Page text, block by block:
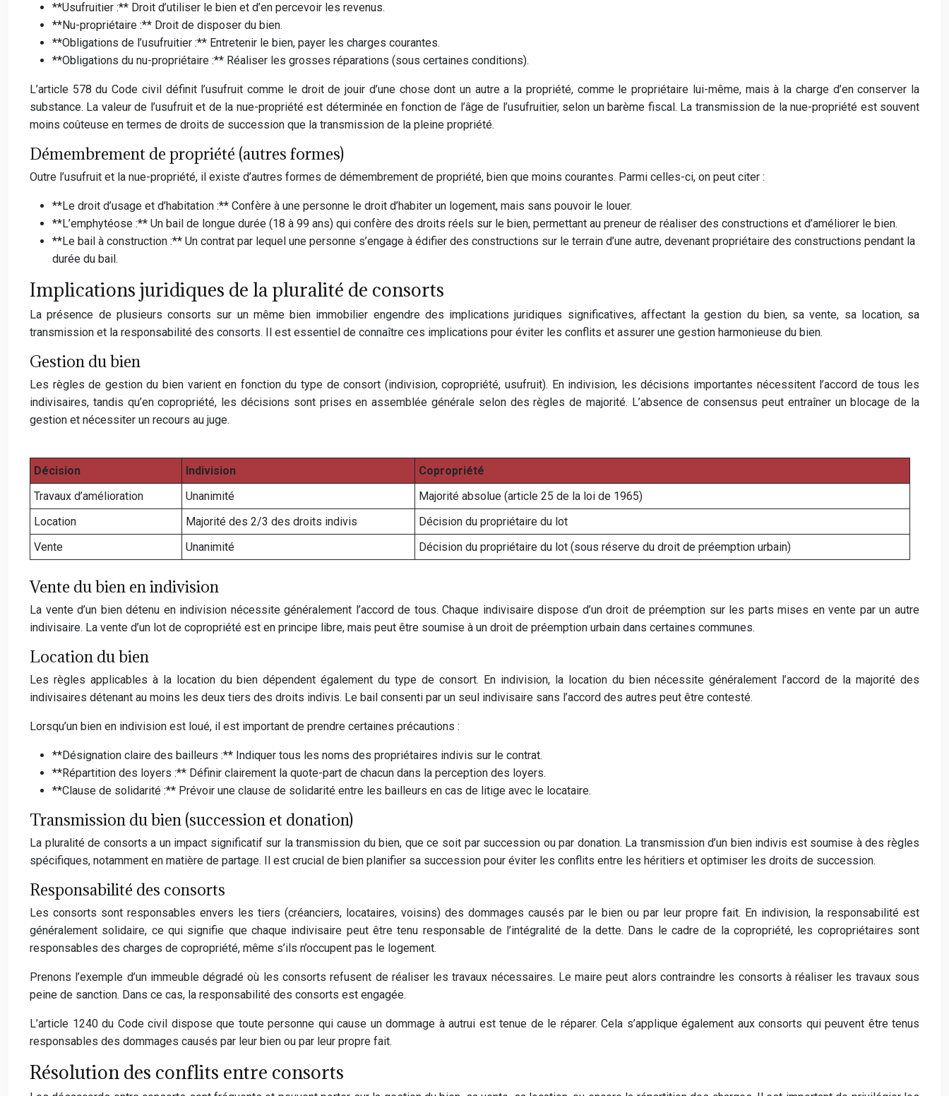
**Usufruitier :** Droit d’utiliser le bien et d’en percevoir les revenus.
**Nu-propriétaire :** Droit de disposer du bien.
**Obligations de l’usufruitier :** Entretenir le bien, payer les charges courantes.
**Obligations du nu-propriétaire :** Réaliser les grosses réparations (sous certaines conditions).
L’article 578 du Code civil définit l’usufruit comme le droit de jouir d’une chose dont un autre a la propriété, comme le propriétaire lui-même, mais à la charge d’en conserver la
substance. La valeur de l’usufruit et de la nue-propriété est déterminée en fonction de l’âge de l’usufruitier, selon un barème fiscal. La transmission de la nue-propriété est souvent
moins coûteuse en termes de droits de succession que la transmission de la pleine propriété.
Démembrement de propriété (autres formes)
Outre l’usufruit et la nue-propriété, il existe d’autres formes de démembrement de propriété, bien que moins courantes. Parmi celles-ci, on peut citer :
**Le droit d’usage et d’habitation :** Confère à une personne le droit d’habiter un logement, mais sans pouvoir le louer.
**L’emphytéose :** Un bail de longue durée (18 à 99 ans) qui confère des droits réels sur le bien, permettant au preneur de réaliser des constructions et d’améliorer le bien.
**Le bail à construction :** Un contrat par lequel une personne s’engage à édifier des constructions sur le terrain d’une autre, devenant propriétaire des constructions pendant la
durée du bail.
Implications juridiques de la pluralité de consorts
La présence de plusieurs consorts sur un même bien immobilier engendre des implications juridiques significatives, affectant la gestion du bien, sa vente, sa location, sa
transmission et la responsabilité des consorts. Il est essentiel de connaître ces implications pour éviter les conflits et assurer une gestion harmonieuse du bien.
Gestion du bien
Les règles de gestion du bien varient en fonction du type de consort (indivision, copropriété, usufruit). En indivision, les décisions importantes nécessitent l’accord de tous les
indivisaires, tandis qu’en copropriété, les décisions sont prises en assemblée générale selon des règles de majorité. L’absence de consensus peut entraîner un blocage de la
gestion et nécessiter un recours au juge.
Décision Indivision
Copropriété
Travaux d’amélioration
Unanimité
Majorité absolue (article 25 de la loi de 1965)
Location
Majorité des 2/3 des droits indivis
Décision du propriétaire du lot
Vente
Unanimité Décision du propriétaire du lot (sous réserve du droit de préemption urbain)
Vente du bien en indivision
La vente d’un bien détenu en indivision nécessite généralement l’accord de tous. Chaque indivisaire dispose d’un droit de préemption sur les parts mises en vente par un autre
indivisaire. La vente d’un lot de copropriété est en principe libre, mais peut être soumise à un droit de préemption urbain dans certaines communes.
Location du bien
Les règles applicables à la location du bien dépendent également du type de consort. En indivision, la location du bien nécessite généralement l’accord de la majorité des
indivisaires détenant au moins les deux tiers des droits indivis. Le bail consenti par un seul indivisaire sans l’accord des autres peut être contesté.
Lorsqu’un bien en indivision est loué, il est important de prendre certaines précautions :
**Désignation claire des bailleurs :** Indiquer tous les noms des propriétaires indivis sur le contrat.
**Répartition des loyers :** Définir clairement la quote-part de chacun dans la perception des loyers.
**Clause de solidarité :** Prévoir une clause de solidarité entre les bailleurs en cas de litige avec le locataire.
Transmission du bien (succession et donation)
La pluralité de consorts a un impact significatif sur la transmission du bien, que ce soit par succession ou par donation. La transmission d’un bien indivis est soumise à des règles
spécifiques, notamment en matière de partage. Il est crucial de bien planifier sa succession pour éviter les conflits entre les héritiers et optimiser les droits de succession.
Responsabilité des consorts
Les consorts sont responsables envers les tiers (créanciers, locataires, voisins) des dommages causés par le bien ou par leur propre fait. En indivision, la responsabilité est
généralement solidaire, ce qui signifie que chaque indivisaire peut être tenu responsable de l’intégralité de la dette. Dans le cadre de la copropriété, les copropriétaires sont
responsables des charges de copropriété, même s’ils n’occupent pas le logement.
Prenons l’exemple d’un immeuble dégradé où les consorts refusent de réaliser les travaux nécessaires. Le maire peut alors contraindre les consorts à réaliser les travaux sous
peine de sanction. Dans ce cas, la responsabilité des consorts est engagée.
L’article 1240 du Code civil dispose que toute personne qui cause un dommage à autrui est tenue de le réparer. Cela s’applique également aux consorts qui peuvent être tenus
responsables des dommages causés par leur bien ou par leur propre fait.
Résolution des conflits entre consorts